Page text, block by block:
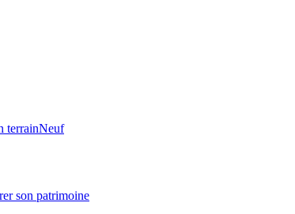
terrainNeuf
son patrimoine